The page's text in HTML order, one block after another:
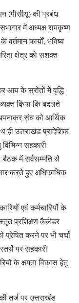
(पीसीयू) की प्रबंध
में अध्यक्ष रामकृष्ण
कार्यों, भविष्य
क्षेत्र को सशक्त
आय के स्रोतों में वृद्धि
किया कि बदलते
संघ को आर्थिक
उत्तराखंड प्रादेशिक
सहकारी
बैठक में सर्वसम्मति से
करते हुए अधिकाधिक
एवं कर्मचारियों के
प्रशिक्षण कैलेंडर
प्रेषित करने पर भी चर्चा
पर सहकारी
के क्षमता विकास हेतु
तर्ज पर उत्तराखंड